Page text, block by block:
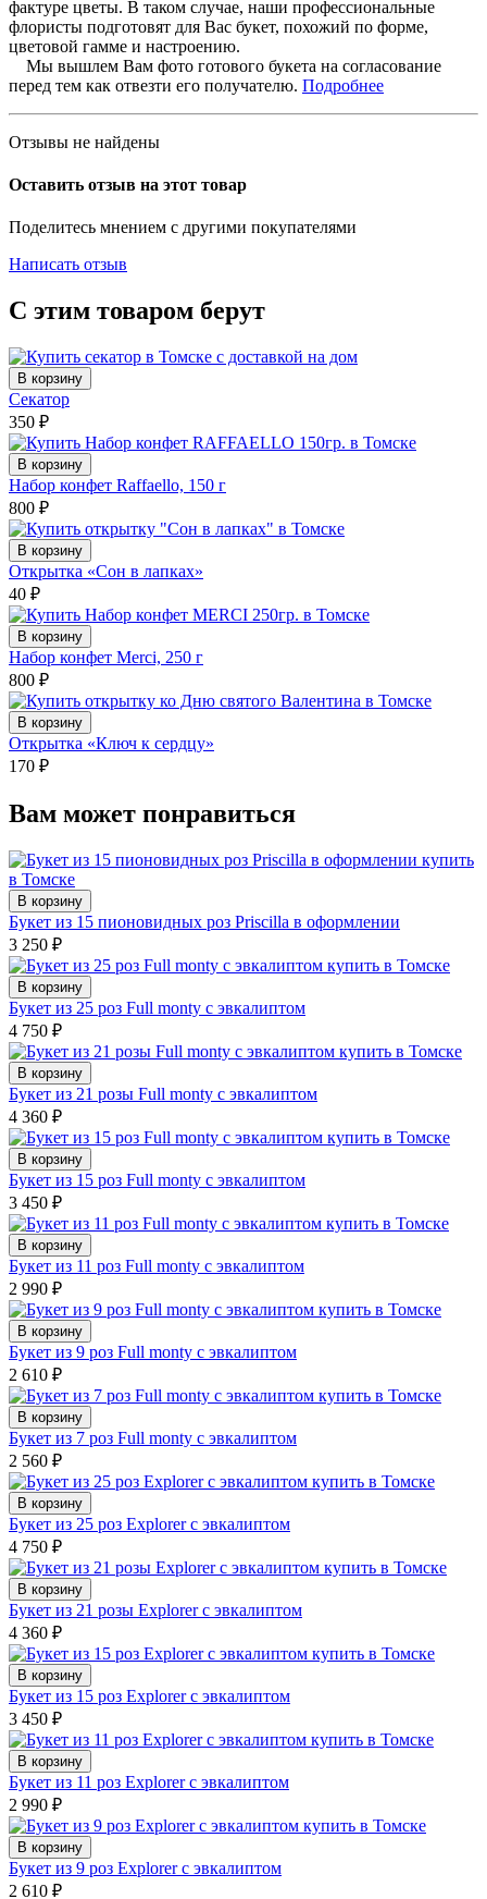
фактуре цветы. В таком случае, наши профессиональные
флористы подготовят для Вас букет, похожий по форме,
цветовой гамме и настроению.
Мы вышлем Вам фото готового букета на согласование
перед тем как отвезти его получателю. Подробнее
Отзывы не найдены
Оставить отзыв на этот товар
Поделитесь мнением с другими покупателями
Написать отзыв
С этим товаром берут
В корзину
Секатор
350 ₽
В корзину
Набор конфет Raffaello, 150 г
800 ₽
В корзину
Открытка «Сон в лапках»
40 ₽
В корзину
Набор конфет Merci, 250 г
800 ₽
В корзину
Открытка «Ключ к сердцу»
170 ₽
Вам может понравиться
В корзину
Букет из 15 пионовидных роз Priscilla в оформлении
3 250 ₽
В корзину
Букет из 25 роз Full monty с эвкалиптом
4 750 ₽
В корзину
Букет из 21 розы Full monty с эвкалиптом
4 360 ₽
В корзину
Букет из 15 роз Full monty с эвкалиптом
3 450 ₽
В корзину
Букет из 11 роз Full monty с эвкалиптом
2 990 ₽
В корзину
Букет из 9 роз Full monty с эвкалиптом
2 610 ₽
В корзину
Букет из 7 роз Full monty с эвкалиптом
2 560 ₽
В корзину
Букет из 25 роз Explorer с эвкалиптом
4 750 ₽
В корзину
Букет из 21 розы Explorer с эвкалиптом
4 360 ₽
В корзину
Букет из 15 роз Explorer с эвкалиптом
3 450 ₽
В корзину
Букет из 11 роз Explorer с эвкалиптом
2 990 ₽
В корзину
Букет из 9 роз Explorer с эвкалиптом
2 610 ₽